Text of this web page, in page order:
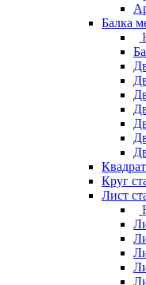
Балка
Круг
Лист